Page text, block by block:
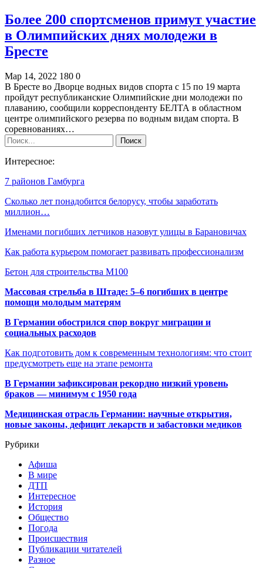
Более 200 спортсменов примут участие
в Олимпийских днях молодежи в
Бресте
Мар 14, 2022 180 0
В Бресте во Дворце водных видов спорта с 15 по 19 марта
пройдут республиканские Олимпийские дни молодежи по
плаванию, сообщили корреспонденту БЕЛТА в областном
центре олимпийского резерва по водным видам спорта. В
соревнованиях…
Интересное:
7 районов Гамбурга
Сколько лет понадобится белорусу, чтобы заработать
миллион…
Именами погибших летчиков назовут улицы в Барановичах
Как работа курьером помогает развивать профессионализм
Бетон для строительства М100
Массовая стрельба в Штаде: 5–6 погибших в центре
помощи молодым матерям
В Германии обострился спор вокруг миграции и
социальных расходов
Как подготовить дом к современным технологиям: что стоит
предусмотреть еще на этапе ремонта
В Германии зафиксирован рекордно низкий уровень
браков — минимум с 1950 года
Медицинская отрасль Германии: научные открытия,
новые законы, дефицит лекарств и забастовки медиков
Рубрики
Афиша
В мире
ДТП
Интересное
История
Общество
Погода
Происшествия
Публикации читателей
Разное